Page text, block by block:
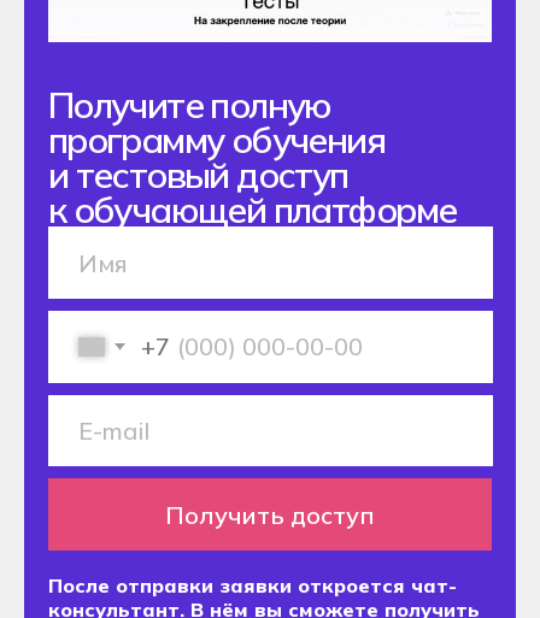
Поступление 2026
Подача документов
Как проходит обучение
О колледже Хекслет
+77750070377